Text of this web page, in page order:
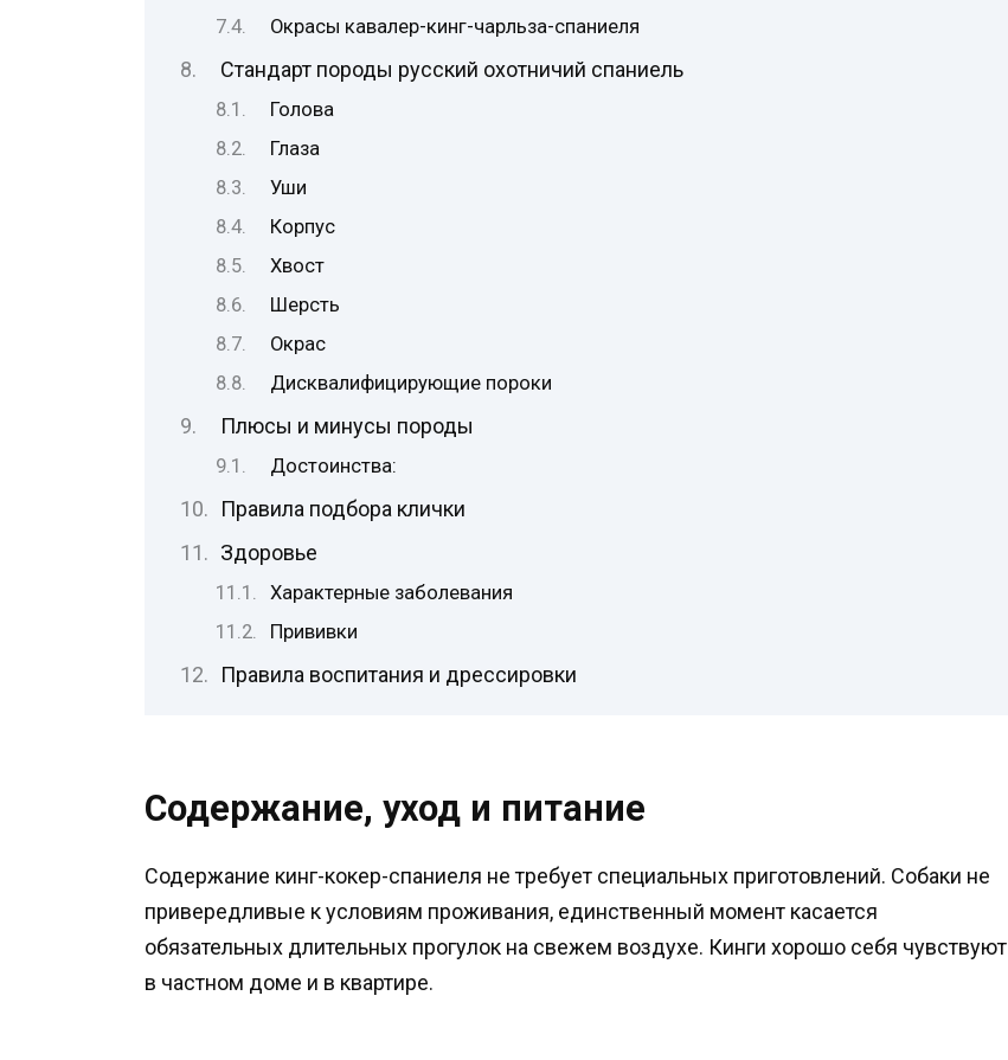
Окрасы кавалер-кинг-чарльза-спаниеля
Стандарт породы русский охотничий спаниель
Голова
Глаза
Уши
Корпус
Хвост
Шерсть
Окрас
Дисквалифицирующие пороки
Плюсы и минусы породы
Достоинства:
Правила подбора клички
Здоровье
Характерные заболевания
Прививки
Правила воспитания и дрессировки
Содержание, уход и питание
Содержание кинг-кокер-спаниеля не требует специальных приготовлений. Собаки не
привередливые к условиям проживания, единственный момент касается
обязательных длительных прогулок на свежем воздухе. Кинги хорошо себя чувствуют
в частном доме и в квартире.